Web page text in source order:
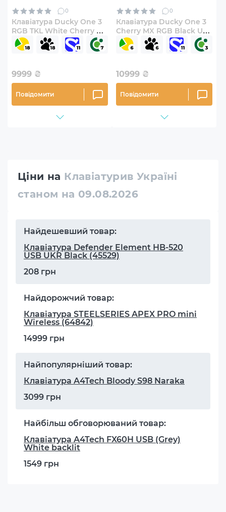
0
Клавіатура Ducky One 3
RGB TKL White Cherry MX
Blue
9999 ₴
Повідомити
0
Клавіатура Ducky One 3
Cherry MX RGB Black UA
(DKON2108ST-
CUAPXCLAWSC1)
10999 ₴
Повідомити
Ціни на Клавіатурив Україні
станом на 09.08.2026
Найдешевший товар:
Клавіатура Defender Element HB-520
USB UKR Black (45529)
208 грн
Найдорожчий товар:
Клавіатура STEELSERIES APEX PRO mini
Wireless (64842)
14999 грн
Найпопулярніший товар:
Клавіатура A4Tech Bloody S98 Naraka
3099 грн
Найбільш обговорюваний товар:
Клавіатура A4Tech FX60H USB (Grey)
White backlit
1549 грн